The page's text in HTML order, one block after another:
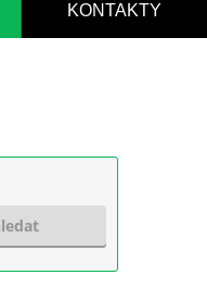
KONTAKTY